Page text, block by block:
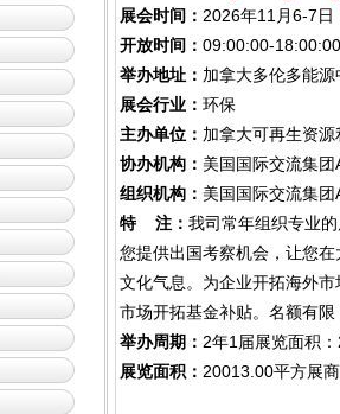
展会时间： 2026年11月6-7
开放时间： 09:00:00-18:00:00
举办地址： 加拿大多伦多能源
展会行业： 环保
主办单位： 加拿大可再生资源
协办机构： 美国国际交流集
组织机构： 美国国际交流集
特 注： 我司常年组织专业
您提供出国考察机会，让您
文化气息。为企业开拓海外
市场开拓基金补贴。名额有
举办周期： 2年1届展览面积
展览面积： 20013.00平方展